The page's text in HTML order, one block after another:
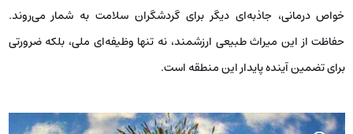
خواص درمانی، جاذبه‌ای دیگر برای گردشگران سلامت به شمار می‌روند.
حفاظت از این میراث طبیعی ارزشمند، نه تنها وظیفه‌ای ملی، بلکه ضرورتی
برای تضمین آینده پایدار این منطقه است.